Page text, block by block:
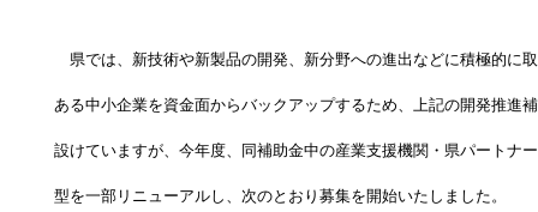
県では、新技術や新製品の開発、新分野への進出などに積極的に
ある中小企業を資金面からバックアップするため、上記の開発推進
設けていますが、今年度、同補助金中の産業支援機関・県パートナ
型を一部リニューアルし、次のとおり募集を開始いたしました。